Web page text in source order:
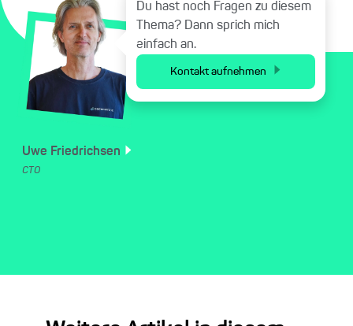
Uwe Friedrichsen
CTO
Du hast noch Fragen zu diesem
Thema? Dann sprich mich
einfach an.
Kontakt aufnehmen